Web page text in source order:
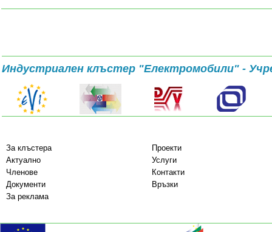
Индустриален клъстер "Електромобили" -
За клъстера
Проекти
Актуално
Услуги
Членове
Контакти
Документи
Връзки
За реклама